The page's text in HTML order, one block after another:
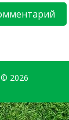
© 2026